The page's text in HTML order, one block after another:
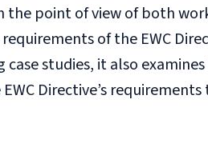
the point of view of both
of the EWC
studies, it also
Directive’s